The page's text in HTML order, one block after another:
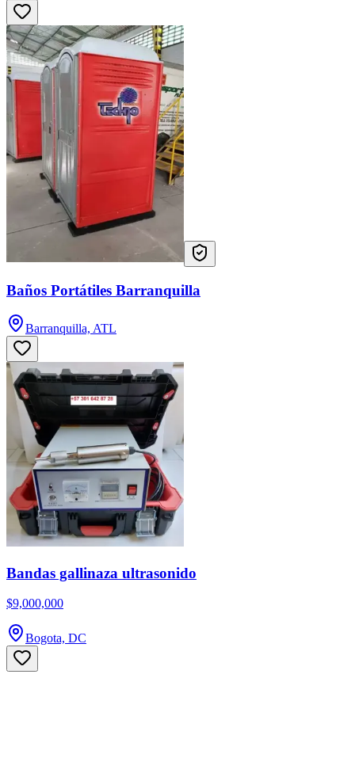
Baños Portátiles Barranquilla
Barranquilla, ATL
Bandas gallinaza ultrasonido
$9,000,000
Bogota, DC